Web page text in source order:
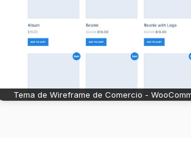
Tema de Wireframe de Comercio -